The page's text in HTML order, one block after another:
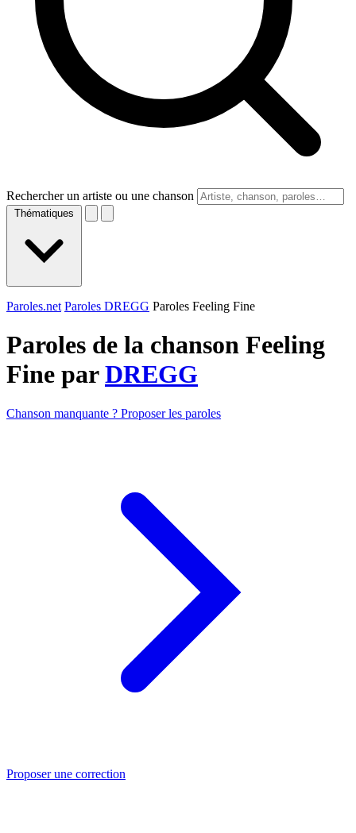
Rechercher un artiste ou une chanson
Thématiques
Paroles.net Paroles DREGG Paroles Feeling Fine
Paroles de la chanson Feeling
Fine parDREGG
Chanson manquante ? Proposer les paroles
Proposer une correction